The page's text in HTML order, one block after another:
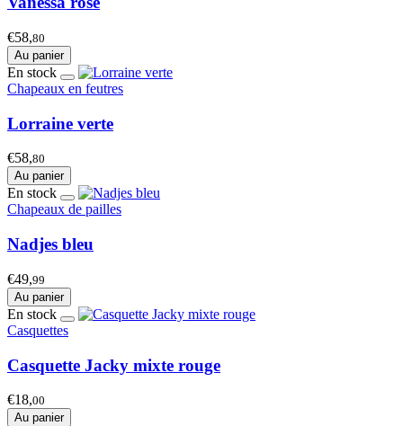
€58,80
Au panier
En stock
Chapeaux en feutres
Lorraine verte
€58,80
Au panier
En stock
Chapeaux de pailles
Nadjes bleu
€49,99
Au panier
En stock
Casquettes
Casquette Jacky mixte rouge
€18,00
Au panier